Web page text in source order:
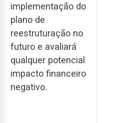
implementação do
plano de
reestruturação no
futuro e avaliará
qualquer potencial
impacto financeiro
negativo.